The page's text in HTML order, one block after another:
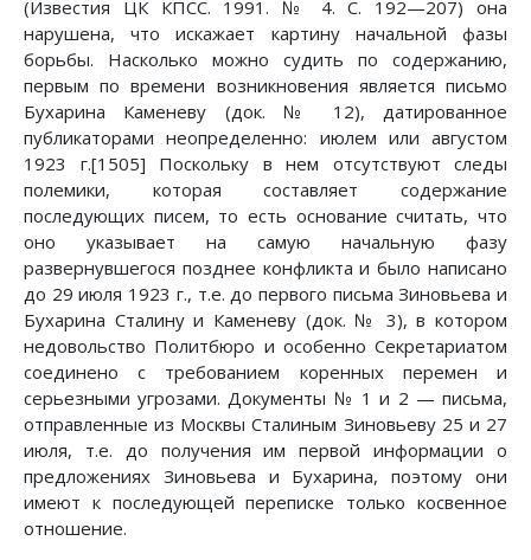
(Известия ЦК КПСС. 1991. № 4. С. 192—207) она
нарушена, что искажает картину начальной фазы
борьбы. Насколько можно судить по содержанию,
первым по времени возникновения является письмо
Бухарина Каменеву (док. № 12), датированное
публикаторами неопределенно: июлем или августом
1923 г.[1505] Поскольку в нем отсутствуют следы
полемики, которая составляет содержание
последующих писем, то есть основание считать, что
оно указывает на самую начальную фазу
развернувшегося позднее конфликта и было написано
до 29 июля 1923 г., т.е. до первого письма Зиновьева и
Бухарина Сталину и Каменеву (док. № 3), в котором
недовольство Политбюро и особенно Секретариатом
соединено с требованием коренных перемен и
серьезными угрозами. Документы № 1 и 2 — письма,
отправленные из Москвы Сталиным Зиновьеву 25 и 27
июля, т.е. до получения им первой информации о
предложениях Зиновьева и Бухарина, поэтому они
имеют к последующей переписке только косвенное
отношение.